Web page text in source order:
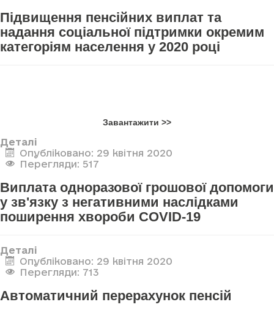
Підвищення пенсійних виплат та
надання соціальної підтримки окремим
категоріям населення у 2020 році
Завантажити >>
Деталі
Опубліковано: 29 квітня 2020
Перегляди: 517
Виплата одноразової грошової допомоги
у зв'язку з негативними наслідками
поширення хвороби COVID-19
Деталі
Опубліковано: 29 квітня 2020
Перегляди: 713
Автоматичний перерахунок пенсій